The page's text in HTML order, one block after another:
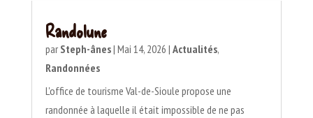
Randolune
par Steph-ânes| Mai 14, 2026 | Actualités,
Randonnées
L'office de tourisme Val-de-Sioule propose une
randonnée à laquelle il était impossible de ne pas